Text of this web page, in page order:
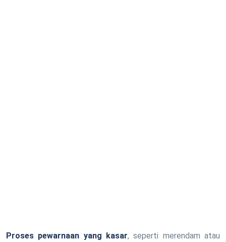
Proses pewarnaan yang kasar, seperti merendam atau